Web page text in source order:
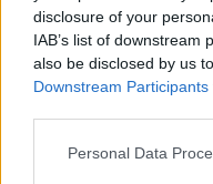
disclosure of your
IAB’s list of downstream
also be disclosed by us
Downstream Participants
Please note that this
Personal Data